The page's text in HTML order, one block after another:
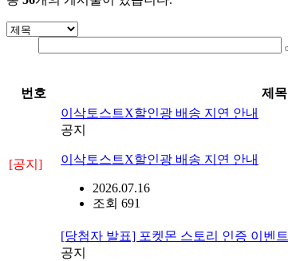
번호
제목
[공지]
이삭토스트X할인광 배송 지연 안내
공지
이삭토스트X할인광 배송 지연 안내
2026.07.16
조회 691
[당첨자 발표] 포켓몬 스토리 인증 이벤트
공지